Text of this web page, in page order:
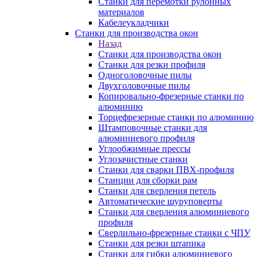
материалов
Кабелеукладчики
Станки для производства окон
Назад
Станки для производства окон
Станки для резки профиля
Одноголовочные пилы
Двухголовочные пилы
Копировально-фрезерные станки по
алюминию
Торцефрезерные станки по алюминию
Штамповочные станки для
алюминиевого профиля
Углообжимные прессы
Углозачистные станки
Станки для сварки ПВХ-профиля
Станции для сборки рам
Станки для сверления петель
Автоматические шуруповерты
Станки для сверления алюминиевого
профиля
Сверлильно-фрезерные станки с ЧПУ
Станки для резки штапика
Станки для гибки алюминиевого